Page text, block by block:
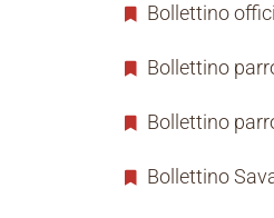
Bollettino
Bollettino
Bollettino
Bollettino